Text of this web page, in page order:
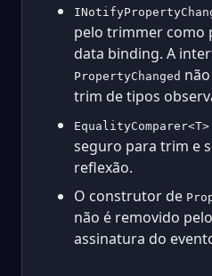
pelo trimmer como
data binding. A
PropertyChanged
trim de tipos
seguro para trim e
reflexão.
O construtor de
não é removido
assinatura do